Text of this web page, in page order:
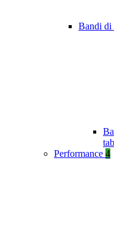
Bandi di
Performance 4